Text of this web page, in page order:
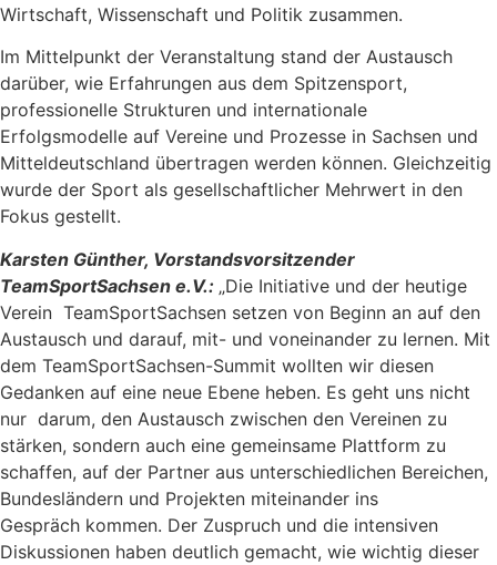
Wirtschaft, Wissenschaft und Politik zusammen.
Im Mittelpunkt der Veranstaltung stand der Austausch
darüber, wie Erfahrungen aus dem Spitzensport,
professionelle Strukturen und internationale
Erfolgsmodelle auf Vereine und Prozesse in Sachsen und
Mitteldeutschland übertragen werden können. Gleichzeitig
wurde der Sport als gesellschaftlicher Mehrwert in den
Fokus gestellt.
Karsten Günther, Vorstandsvorsitzender
TeamSportSachsen e.V.: „Die Initiative und der heutige
Verein TeamSportSachsen setzen von Beginn an auf den
Austausch und darauf, mit- und voneinander zu lernen. Mit
dem TeamSportSachsen-Summit wollten wir diesen
Gedanken auf eine neue Ebene heben. Es geht uns nicht
nur darum, den Austausch zwischen den Vereinen zu
stärken, sondern auch eine gemeinsame Plattform zu
schaffen, auf der Partner aus unterschiedlichen Bereichen,
Bundesländern und Projekten miteinander ins
Gespräch kommen. Der Zuspruch und die intensiven
Diskussionen haben deutlich gemacht, wie wichtig dieser